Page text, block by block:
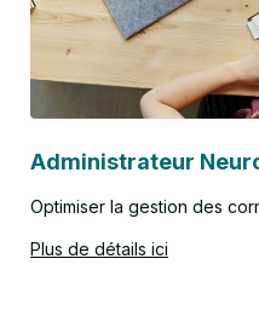
Administrateur
Optimiser la gestion des
Plus de détails ici